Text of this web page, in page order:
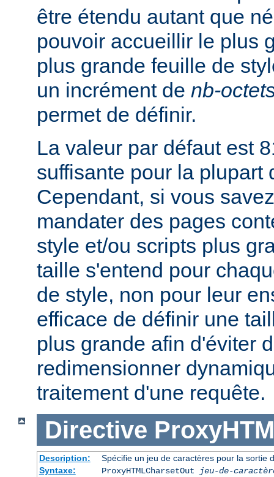
être étendu autant que
pouvoir accueillir le plus
plus grande feuille de
un incrément de nb-
permet de définir.
La valeur par défaut est
suffisante pour la plupart
Cependant, si vous
mandater des pages
style et/ou scripts plus
taille s'entend pour
de style, non pour leur
efficace de définir une
plus grande afin d'éviter
redimensionner
traitement d'une requête.
Directive
Description:
Spécifie un jeu de caractères pour la sortie
Syntaxe:
ProxyHTMLCharsetOut
jeu-de-